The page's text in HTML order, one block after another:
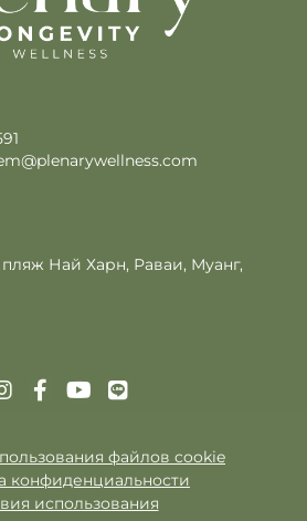
пляж Най Харн, Раваи, Муанг,
файлов cookie
конфиденциальности
использования